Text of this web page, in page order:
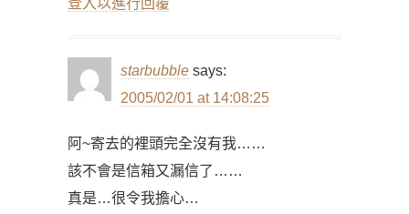
登入以進行回覆
starbubble says:
2005/02/01 at 14:08:25
阿~寄去的裡頭完全沒有我……
該不會是信箱又漏信了……
真是…很令我擔心…